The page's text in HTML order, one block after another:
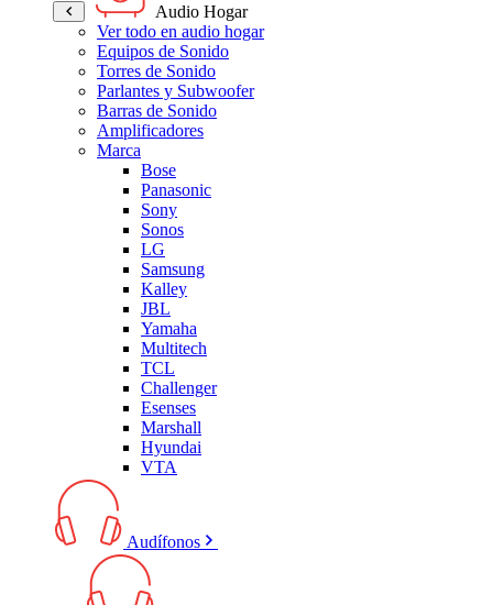
Audio Hogar
Ver todo en audio hogar
Equipos de Sonido
Torres de Sonido
Parlantes y Subwoofer
Barras de Sonido
Amplificadores
Marca
Bose
Panasonic
Sony
Sonos
LG
Samsung
Kalley
JBL
Yamaha
Multitech
TCL
Challenger
Esenses
Marshall
Hyundai
VTA
Audífonos